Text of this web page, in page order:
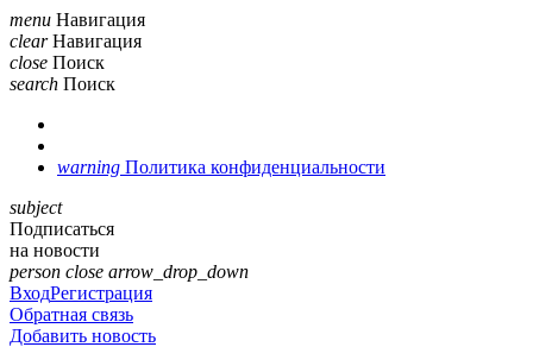
menu Навигация
clear Навигация
close Поиск
search Поиск
warning Политика конфиденциальности
subject
Подписаться
на новости
person close arrow_drop_down
ВходРегистрация
Обратная связь
Добавить новость